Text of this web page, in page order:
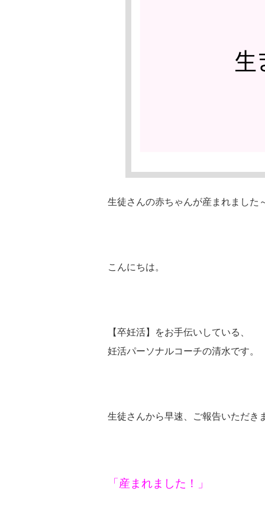
生徒さんの赤ちゃんが産まれました
こんにちは。
【卒妊活】をお手伝いしている、
妊活パーソナルコーチの清水です。
生徒さんから早速、ご報告いただき
「産まれました！」